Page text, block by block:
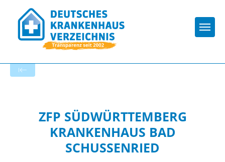
ZFP SÜDWÜRTTEMBERG
KRANKENHAUS BAD
SCHUSSENRIED